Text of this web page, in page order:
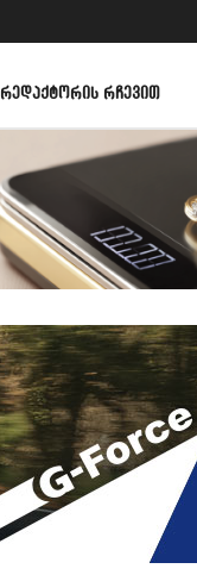
ᲠᲔᲓᲐᲥᲢᲝᲠᲘᲡ ᲠᲩᲔᲕᲘᲗ